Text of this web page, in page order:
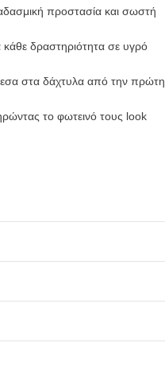
προστασία και σωστή
κάθε δραστηριότητα σε υγρό
στα δάχτυλα από την πρώτη
το φωτεινό τους look